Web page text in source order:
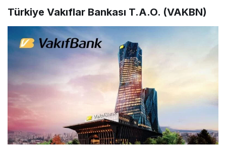
Türkiye Vakıflar Bankası T.A.O. (VAKBN)